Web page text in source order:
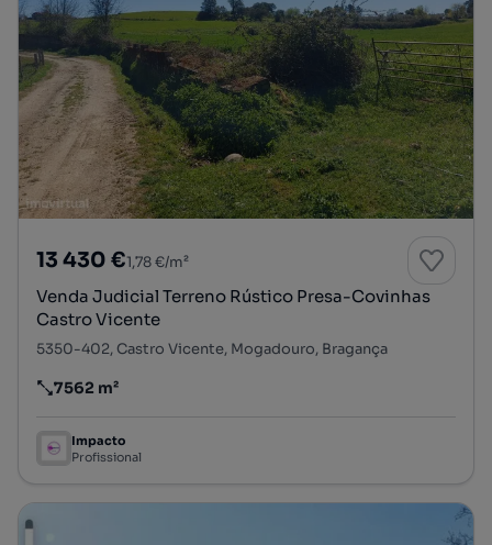
13 430 €1,78 €/m²
Venda Judicial Terreno Rústico Presa-Covinhas
Castro Vicente
5350-402, Castro Vicente, Mogadouro, Bragança
Preço por metro quadrado
7562 m²
Impacto
Profissional